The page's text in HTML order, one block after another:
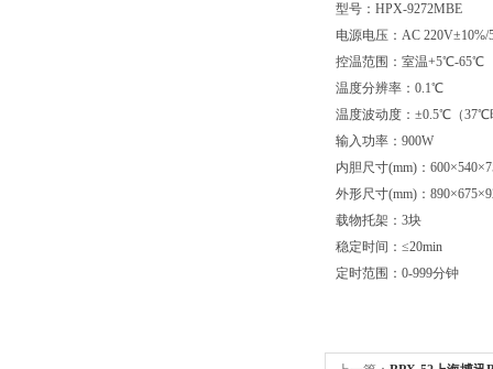
型号：HPX-9272MBE
电源电压：AC 220V±10%/
控温范围：室温+5℃-65℃
温度分辨率：0.1℃
温度波动度：±0.5℃（37℃
输入功率：900W
内胆尺寸(mm)：
外形尺寸(mm)：
载物托架：3块
稳定时间：≤20min
定时范围：0-999分钟